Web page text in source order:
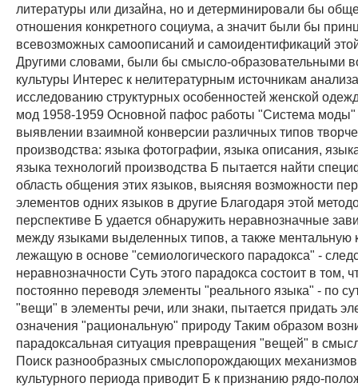
литературы или дизайна, но и детерминировали бы
отношения конкретного социума, а значит были бы
всевозможных самоописаний и самоидентификаций
Другими словами, были бы смысло-образовательными
культуры Интерес к нелитературным источникам
исследованию структурных особенностей женской
мод 1958-1959 Основной пафос работы "Система моды"
выявлении взаимной конверсии различных типов
производства: языка фотографии, языка описания,
языка технологий производства Б пытается найти
область общения этих языков, выясняя возможности
элементов одних языков в другие Благодаря этой
перспективе Б удается обнаружить неравнозначные
между языками выделенных типов, а также ментальную
лежащую в основе "семиологического парадокса" -
неравнозначности Суть этого парадокса состоит в том,
постоянно переводя элементы "реального языка" - по
"вещи" в элементы речи, или знаки, пытается придать
означения "рациональную" природу Таким образом
парадоксальная ситуация превращения "вещей" в
Поиск разнообразных смыслопорождающих механизмов
культурного периода приводит Б к признанию рядо-